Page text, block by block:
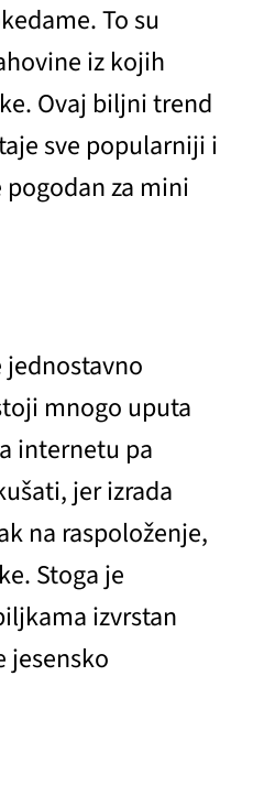
To su
iz kojih
Ovaj biljni trend
sve popularniji i
za mini
mnogo uputa
internetu pa
jer izrada
na raspoloženje,
Stoga je
izvrstan
jesensko